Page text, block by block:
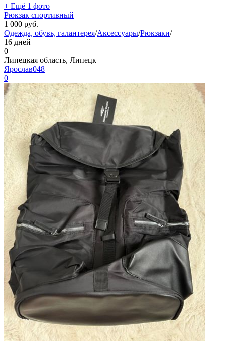
+ Ещё 1 фото
Рюкзак спортивный
1 000 руб.
Одежда, обувь, галантерея/Аксессуары/Рюкзаки/
16 дней
0
Липецкая область, Липецк
Ярослав048
0